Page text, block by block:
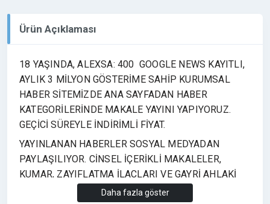
Ürün Açıklaması
18 YAŞINDA, ALEXSA: 400 GOOGLE NEWS KAYITLI,
AYLIK 3 MİLYON GÖSTERİME SAHİP KURUMSAL
HABER SİTEMİZDE ANA SAYFADAN HABER
KATEGORİLERİNDE MAKALE YAYINI YAPIYORUZ.
GEÇİCİ SÜREYLE İNDİRİMLİ FİYAT.
YAYINLANAN HABERLER SOSYAL MEDYADAN
PAYLAŞILIYOR. CİNSEL İÇERİKLİ MAKALELER,
KUMAR, ZAYIFLATMA İLAÇLARI VE GAYRİ AHLAKİ
YAYINLAR KABUL EDİLMEMEKTEDİR. İŞİNİZE
Daha fazla göster